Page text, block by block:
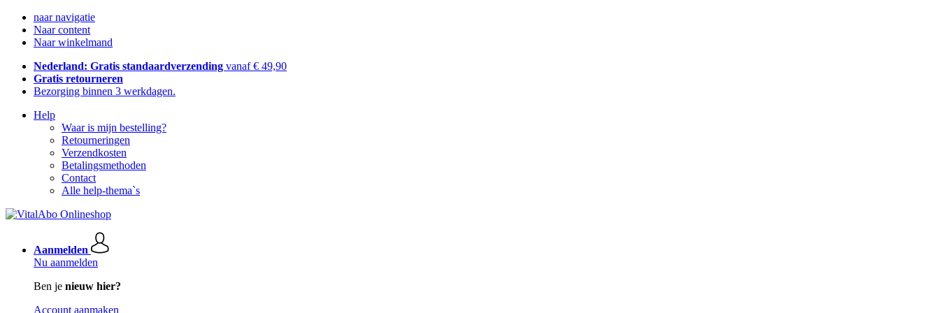
naar navigatie
Naar content
Naar winkelmand
Nederland: Gratis standaardverzending vanaf € 49,90
Gratis retourneren
Bezorging binnen 3 werkdagen.
Help
Waar is mijn bestelling?
Retourneringen
Verzendkosten
Betalingsmethoden
Contact
Alle help-thema`s
Aanmelden
Nu aanmelden
Ben je nieuw hier?
Account aanmaken